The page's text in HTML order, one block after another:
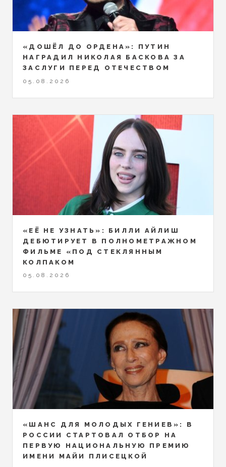
«ДОШЁЛ ДО ОРДЕНА»: ПУТИН
НАГРАДИЛ НИКОЛАЯ БАСКОВА ЗА
ЗАСЛУГИ ПЕРЕД ОТЕЧЕСТВОМ
05.08.2026
«ЕЁ НЕ УЗНАТЬ»: БИЛЛИ АЙЛИШ
ДЕБЮТИРУЕТ В ПОЛНОМЕТРАЖНОМ
ФИЛЬМЕ «ПОД СТЕКЛЯННЫМ
КОЛПАКОМ
05.08.2026
«ШАНС ДЛЯ МОЛОДЫХ ГЕНИЕВ»: В
РОССИИ СТАРТОВАЛ ОТБОР НА
ПЕРВУЮ НАЦИОНАЛЬНУЮ ПРЕМИЮ
ИМЕНИ МАЙИ ПЛИСЕЦКОЙ